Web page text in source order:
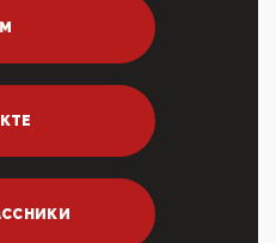
это первый шаг из
ИНН при любых
2025 года превысило 63